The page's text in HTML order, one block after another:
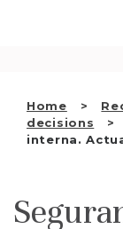
Home
decisions
interna.
WHO WE
EN